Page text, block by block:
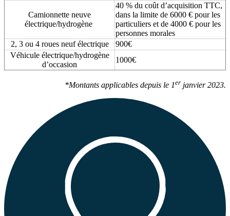
Camionnette neuve
électrique/hydrogène
40 % du coût d’acquisition TTC,
dans la limite de 6000 € pour les
particuliers et de 4000 € pour les
personnes morales
2, 3 ou 4 roues neuf électrique
900€
Véhicule électrique/hydrogène
d’occasion
1000€
*Montants applicables depuis le 1er janvier 2023.